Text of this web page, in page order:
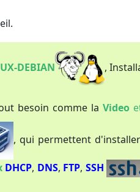
DEBIAN ,
besoin comme la Video
, qui permettent
DHCP, DNS, FTP, SSH